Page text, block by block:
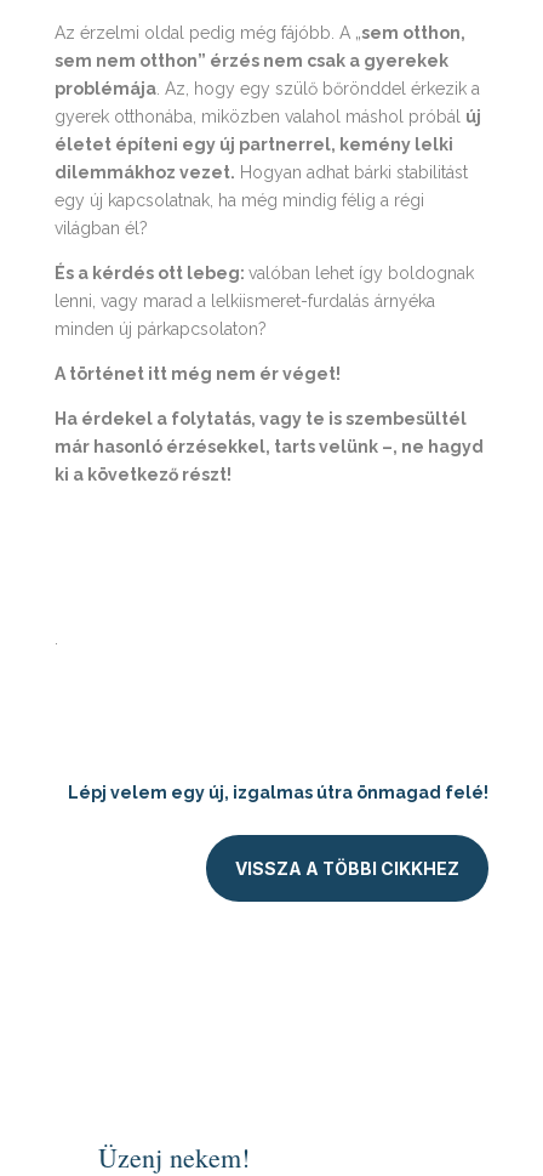
Az érzelmi oldal pedig még fájóbb. A „sem otthon,
sem nem otthon” érzés nem csak a gyerekek
problémája. Az, hogy egy szülő bőrönddel érkezik a
gyerek otthonába, miközben valahol máshol próbál új
életet építeni egy új partnerrel, kemény lelki
dilemmákhoz vezet. Hogyan adhat bárki stabilitást
egy új kapcsolatnak, ha még mindig félig a régi
világban él?
És a kérdés ott lebeg: valóban lehet így boldognak
lenni, vagy marad a lelkiismeret-furdalás árnyéka
minden új párkapcsolaton?
A történet itt még nem ér véget!
Ha érdekel a folytatás, vagy te is szembesültél
már hasonló érzésekkel, tarts velünk –, ne hagyd
ki a következő részt!
Lépj velem egy új, izgalmas útra önmagad felé!
VISSZA A TÖBBI CIKKHEZ
Üzenj nekem!